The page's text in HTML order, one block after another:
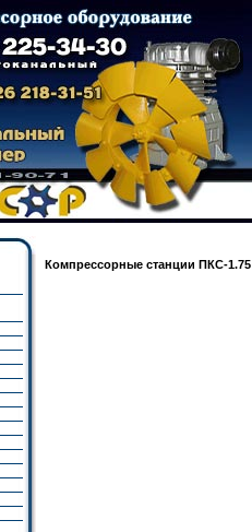
Компрессорные станции ПКС-1.75